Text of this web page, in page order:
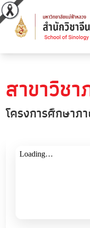
สาขาวิช
โครงการศึกษาภ